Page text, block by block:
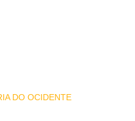
DO OCIDENTE